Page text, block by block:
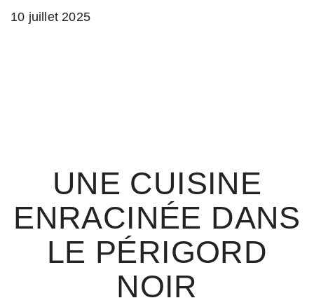
10 juillet 2025
UNE CUISINE
ENRACINÉE DANS
LE PÉRIGORD
NOIR